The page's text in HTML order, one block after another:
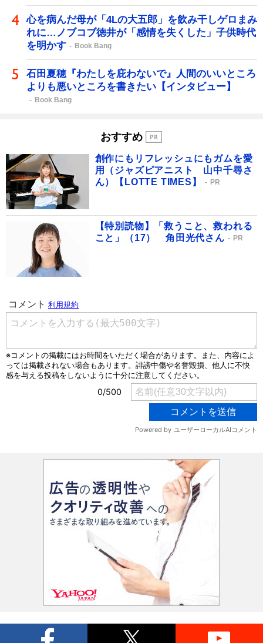
心を病んだ母が「4Lの大五郎」を飲み干しゲロまみ
れに…ノブコブ徳井が「感情を失くした」子供時代
を明かす
Book Bang
石田夏穂『わたしを庇わないで』人間のいいところ
よりも悪いところを書きたい【インタビュー】
Book Bang
おすすめ
創作にもリフレッシュにもガムを愛
用（ジャズピアニスト 山中千尋さ
ん）【LOTTE TIMES】
PR
【特別読物】「救うこと、救われる
こと」（17） 角田光代さん
PR